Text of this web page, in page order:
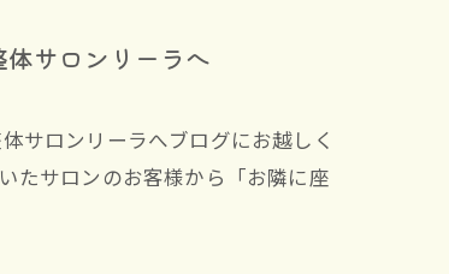
サロンリーラへ
サロンリーラへブログにお越しく
たサロンのお客様から「お隣に座